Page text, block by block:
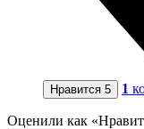
Нравится 5 1
Оценили как